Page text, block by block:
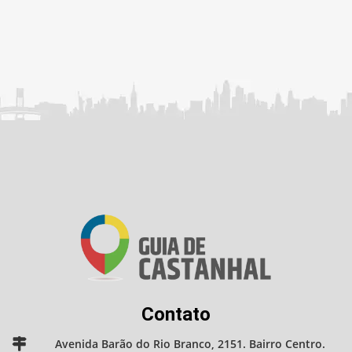
Contato
Avenida Barão do Rio Branco, 2151. Bairro Centro.